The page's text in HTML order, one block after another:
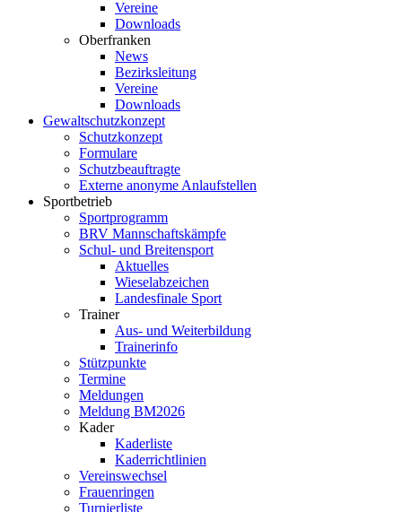
Vereine
Downloads
Oberfranken
News
Bezirksleitung
Vereine
Downloads
Gewaltschutzkonzept
Schutzkonzept
Formulare
Schutzbeauftragte
Externe anonyme Anlaufstellen
Sportbetrieb
Sportprogramm
BRV Mannschaftskämpfe
Schul- und Breitensport
Aktuelles
Wieselabzeichen
Landesfinale Sport
Trainer
Aus- und Weiterbildung
Trainerinfo
Stützpunkte
Termine
Meldungen
Meldung BM2026
Kader
Kaderliste
Kaderrichtlinien
Vereinswechsel
Frauenringen
Turnierliste